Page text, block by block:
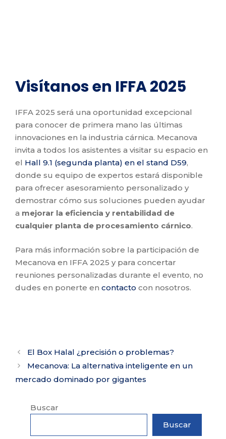
Visítanos en IFFA 2025
IFFA 2025 será una oportunidad excepcional
para conocer de primera mano las últimas
innovaciones en la industria cárnica. Mecanova
invita a todos los asistentes a visitar su espacio en
el Hall 9.1 (segunda planta) en el stand D59,
donde su equipo de expertos estará disponible
para ofrecer asesoramiento personalizado y
demostrar cómo sus soluciones pueden ayudar
a mejorar la eficiencia y rentabilidad de
cualquier planta de procesamiento cárnico.
Para más información sobre la participación de
Mecanova en IFFA 2025 y para concertar
reuniones personalizadas durante el evento, no
dudes en ponerte en contacto con nosotros.
El Box Halal ¿precisión o problemas?
Mecanova: La alternativa inteligente en un
mercado dominado por gigantes
Buscar
Buscar